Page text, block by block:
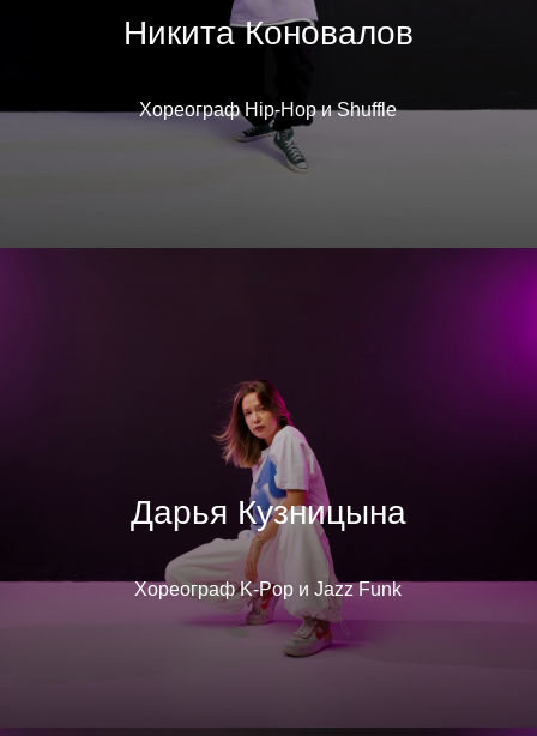
Никита Коновалов
Хореограф Hip-Hop и Shuffle
Дарья Кузницына
Хореограф K-Pop и Jazz Funk